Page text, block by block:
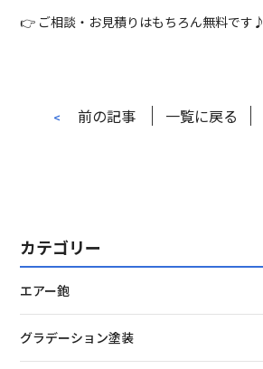
👉 ご相談・お見積りはもちろん無料です♪
< 前の記事 一覧に戻る
カテゴリー
エアー鉋
グラデーション塗装